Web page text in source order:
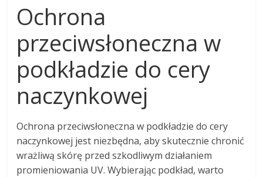
Ochrona
przeciwsłoneczna w
podkładzie do cery
naczynkowej
Ochrona przeciwsłoneczna w podkładzie do cery
naczynkowej jest niezbędna, aby skutecznie chronić
wrażliwą skórę przed szkodliwym działaniem
promieniowania UV. Wybierając podkład, warto